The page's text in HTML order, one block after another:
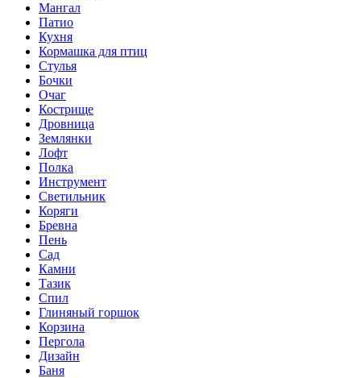
Мангал
Патио
Кухня
Кормашка для птиц
Стулья
Бочки
Очаг
Кострище
Дровница
Землянки
Лофт
Полка
Инструмент
Светильник
Коряги
Бревна
Пень
Сад
Камни
Тазик
Спил
Глиняный горшок
Корзина
Пергола
Дизайн
Баня